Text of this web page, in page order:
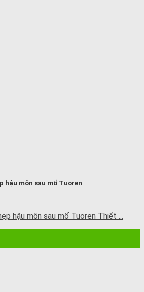
hậu môn sau mổ Tuoren
hậu môn sau mổ Tuoren Thiết ...